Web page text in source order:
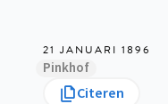
21 JANUARI 1896
Pinkhof
Citeren